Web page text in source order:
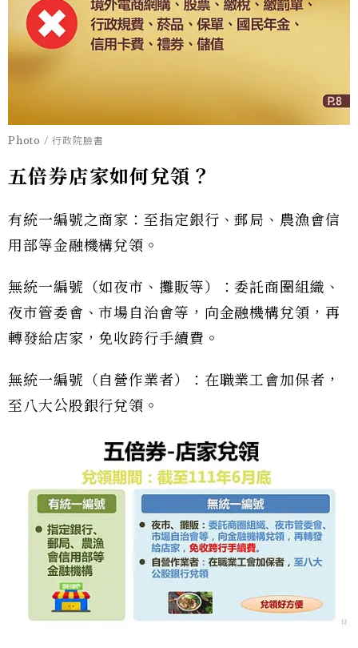
Photo / 行政院臉書
五倍券店家如何兌領？
有統一編號之商家：至指定銀行、郵局、農漁會信
用部等金融機構兌領。
無統一編號（如夜市、攤販等）：委託商圈組織、
夜市管委會、市場自治會等，向金融機構兌領，再
轉發給店家，免收跨行手續費。
無統一編號（自營作業者）：在職業工會加保者，
至八大公股銀行兌領。